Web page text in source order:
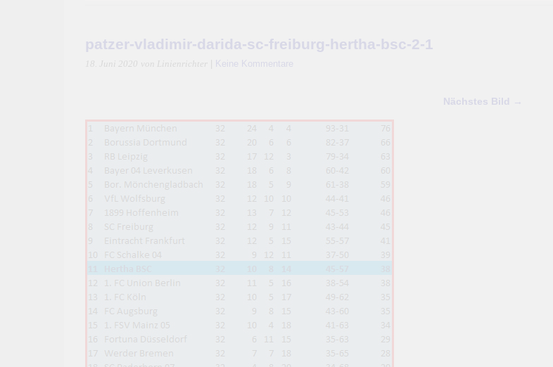
patzer-vladimir-darida-sc-freiburg-hertha-bsc-2-1
18. Juni 2020 von Linienrichter Keine Kommentare
Nächstes Bild →